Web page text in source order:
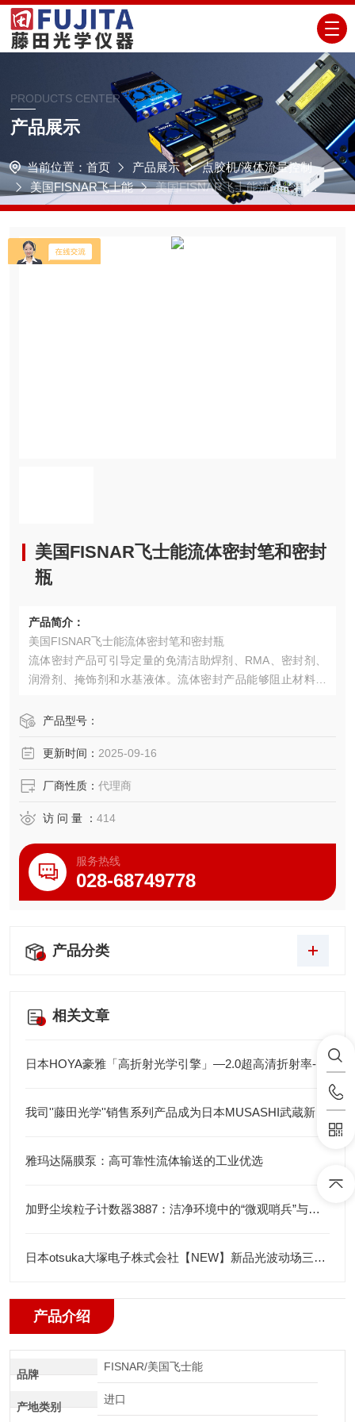
PRODUCTS CENTER
产品展示
当前位置： 首页 产品展示
点胶机/液体流量控制
美国FISNAR飞士能
美国FISNAR飞士能流体密封笔
和密封瓶
美国FISNAR飞士能流体密封笔和密封
瓶
产品简介：
美国FISNAR飞士能流体密封笔和密封瓶
流体密封产品可引导定量的免清洁助焊剂、RMA、密封剂、
润滑剂、掩饰剂和水基液体。流体密封产品能够阻止材料的
阀能够阻止流体飞溅，使针头出胶量固定。
产品型号：
更新时间： 2025-09-16
厂商性质： 代理商
访 问 量 ： 414
服务热线
028-68749778
产品分类
相关文章
我司''藤田光学''销售系列产品成为日本MUSASHI武蔵新的代理店
雅玛达隔膜泵：高可靠性流体输送的工业优选
加野尘埃粒子计数器3887：洁净环境中的“微观哨兵”与洁净度“审计官”
日本otsuka大塚电子株式会社【NEW】新品光波动场三次元显微镜MINUK
产品介绍
品牌
FISNAR/美国飞士能
产地类别
进口